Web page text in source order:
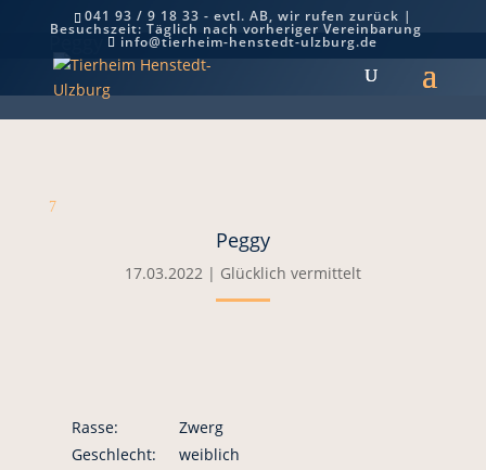
041 93 / 9 18 33 - evtl. AB, wir rufen zurück |
Besuchszeit: Täglich nach vorheriger Vereinbarung
info@tierheim-henstedt-ulzburg.de
Peggy
7
Peggy
17.03.2022| Glücklich vermittelt
Rasse:
Zwerg
Geschlecht:
weiblich